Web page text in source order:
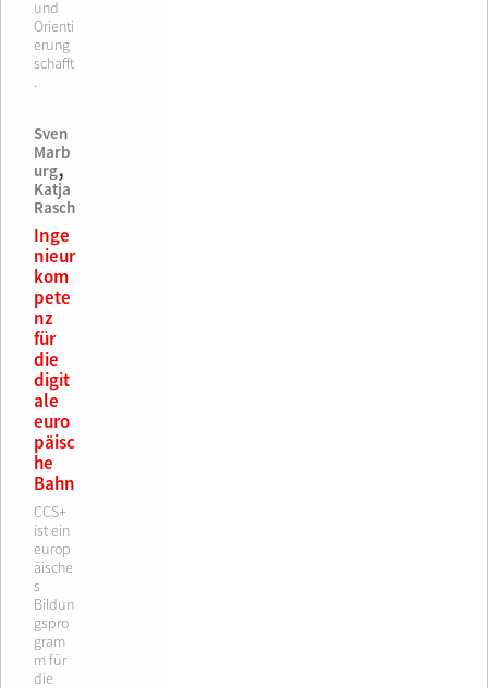
und
Orienti
erung
schafft
.
Sven
Marb
urg,
Katja
Rasch
Inge
nieur
kom
pete
nz
für
die
digit
ale
euro
päisc
he
Bahn
CCS+
ist ein
europ
äische
s
Bildun
gspro
gram
m für
die